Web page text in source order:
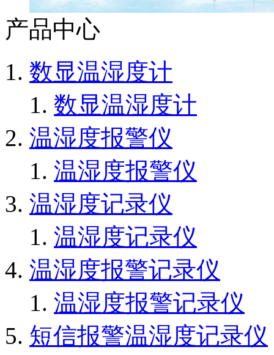
产品中心
数显温湿度计
数显温湿度计
温湿度报警仪
温湿度报警仪
温湿度记录仪
温湿度记录仪
温湿度报警记录仪
温湿度报警记录仪
短信报警温湿度记录仪